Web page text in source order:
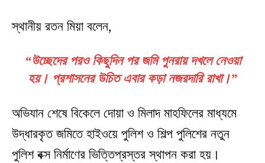
স্থানীয় রতন মিয়া বলেন,
“উচ্ছেদের পরও কিছুদিন পর জমি পুনরায় দখলে নেওয়া
হয়। প্রশাসনের উচিত এবার কড়া নজরদারি রাখা।”
অভিযান শেষে বিকেলে দোয়া ও মিলাদ মাহফিলের মাধ্যমে
উদ্ধারকৃত জমিতে হাইওয়ে পুলিশ ও শিল্প পুলিশের নতুন
পুলিশ বক্স নির্মাণের ভিত্তিপ্রস্তর স্থাপন করা হয়।